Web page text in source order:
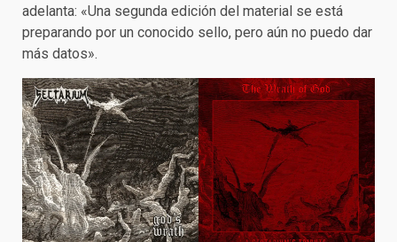
adelanta: «Una segunda edición del material se está
preparando por un conocido sello, pero aún no puedo dar
más datos».